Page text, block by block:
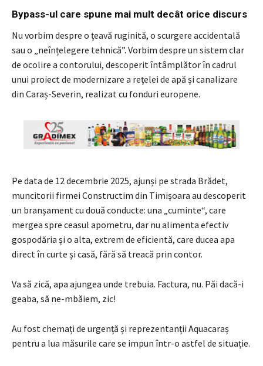
Bypass-ul care spune mai mult decât orice discurs
Nu vorbim despre o țeavă ruginită, o scurgere accidentală
sau o „neînțelegere tehnică”. Vorbim despre un sistem clar
de ocolire a contorului, descoperit întâmplător în cadrul
unui proiect de modernizare a rețelei de apă și canalizare
din Caraș-Severin, realizat cu fonduri europene.
Pe data de 12 decembrie 2025, ajunși pe strada Brădet,
muncitorii firmei Constructim din Timișoara au descoperit
un branșament cu două conducte: una „cuminte“, care
mergea spre ceasul apometru, dar nu alimenta efectiv
gospodăria și o alta, extrem de eficientă, care ducea apa
direct în curte și casă, fără să treacă prin contor.
Va să zică, apa ajungea unde trebuia. Factura, nu. Păi dacă-i
geaba, să ne-mbăiem, zic!
Au fost chemați de urgență și reprezentanții Aquacaraș
pentru a lua măsurile care se impun într-o astfel de situație.